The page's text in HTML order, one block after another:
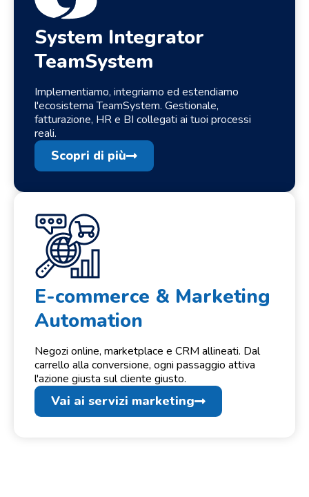
System Integrator
TeamSystem
Implementiamo, integriamo ed estendiamo
l'ecosistema TeamSystem. Gestionale,
fatturazione, HR e BI collegati ai tuoi processi
reali.
Scopri di più
E-commerce & Marketing
Automation
Negozi online, marketplace e CRM allineati. Dal
carrello alla conversione, ogni passaggio attiva
l'azione giusta sul cliente giusto.
Vai ai servizi marketing